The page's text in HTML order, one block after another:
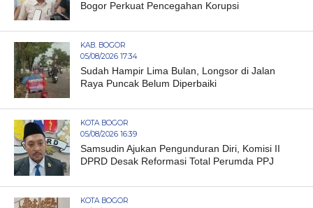
Bogor Perkuat Pencegahan Korupsi
KAB. BOGOR
05/08/2026 17:34
Sudah Hampir Lima Bulan, Longsor di Jalan
Raya Puncak Belum Diperbaiki
KOTA BOGOR
05/08/2026 16:39
Samsudin Ajukan Pengunduran Diri, Komisi II
DPRD Desak Reformasi Total Perumda PPJ
KOTA BOGOR